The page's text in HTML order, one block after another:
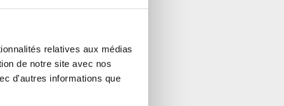
relatives aux médias
de notre site avec nos
d'autres informations que